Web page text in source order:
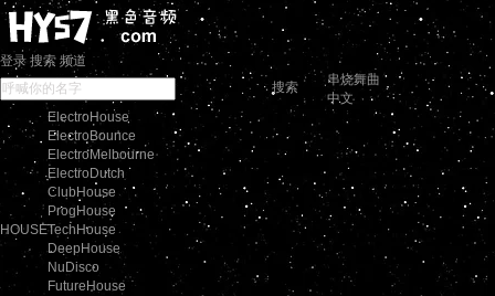
登录 搜索 频道
搜索
串烧舞曲
中文
HOUSE
ElectroHouse
ElectroBounce
ElectroMelbourne
ElectroDutch
ClubHouse
ProgHouse
TechHouse
DeepHouse
NuDisco
FutureHouse